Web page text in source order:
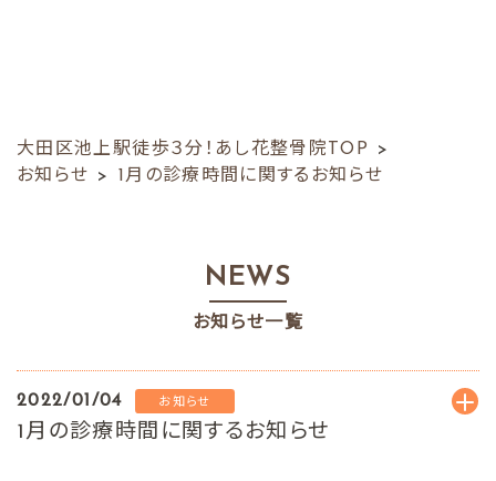
大田区池上駅徒歩３分！あし花整骨院TOP
お知らせ
1月の診療時間に関するお知らせ
NEWS
お知らせ一覧
2022/01/04 お知らせ
1月の診療時間に関するお知らせ